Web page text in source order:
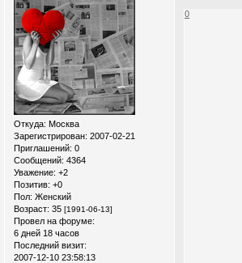
Откуда: Москва
Зарегистрирован: 2007-02-21
Приглашений: 0
Сообщений: 4364
Уважение: +2
Позитив: +0
Пол: Женский
Возраст: 35 [1991-06-13]
Провел на форуме:
6 дней 18 часов
Последний визит:
2007-12-10 23:58:13
0